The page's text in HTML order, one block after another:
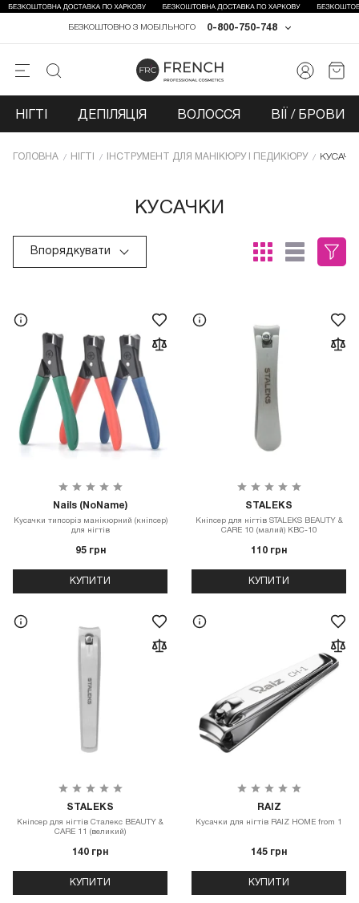
0-800-750-748
БЕЗКОШТОВНО З МОБІЛЬНОГО
НІГТІ ДЕПІЛЯЦІЯ ВОЛОССЯ ВІЇ / БРОВИ
ГОЛОВНА НІГТІ ІНСТРУМЕНТ ДЛЯ МАНІКЮРУ І ПЕДИКЮРУ
КУСАЧКИ
Впорядкувати
Nails (NoName)
Кусачки типсоріз манікюрний (кніпсер)
для нігтів
95 грн
КУПИТИ
STALEKS
Кніпсер для нігтів STALEKS BEAUTY &
CARE 10 (малий) KBC-10
110 грн
КУПИТИ
STALEKS
Кніпсер для нігтів Сталекс BEAUTY &
CARE 11 (великий)
140 грн
КУПИТИ
RAIZ
Кусачки для нігтів RAIZ HOME from 1
145 грн
КУПИТИ